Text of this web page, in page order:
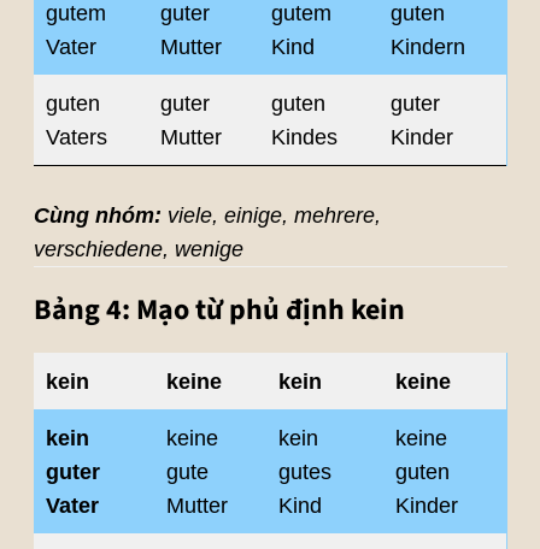
gutem
Vater
guter
Mutter
gutem
Kind
guten
Kindern
guten
Vaters
guter
Mutter
guten
Kindes
guter
Kinder
Cùng nhóm: viele, einige, mehrere,
verschiedene, wenige
Bảng 4: Mạo từ phủ định kein
kein keine kein keine
kein
guter
Vater
keine
gute
Mutter
kein
gutes
Kind
keine
guten
Kinder